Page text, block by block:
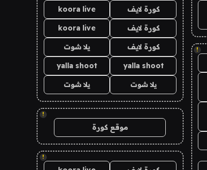
!
كورة لايف koora live
كورة لايف koora live
كورة لايف يلا شوت
yalla shoot
yalla shoot
يلا شوت يلا شوت
!
موقع كورة
!